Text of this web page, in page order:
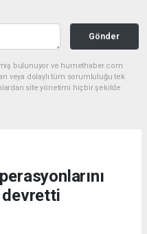
Gönder
bulunuyor ve hurnethaber.com
veya dolaylı tüm sorumluluğu tek
site yönetimi hiçbir şekilde
devretti